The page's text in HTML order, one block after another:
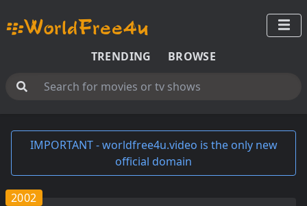
TRENDING BROWSE
IMPORTANT - worldfree4u.video is the only new
official domain
2002